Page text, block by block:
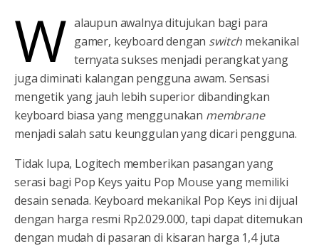
W alaupun awalnya ditujukan bagi para
gamer, keyboard dengan switch mekanikal
ternyata sukses menjadi perangkat yang
juga diminati kalangan pengguna awam. Sensasi
mengetik yang jauh lebih superior dibandingkan
keyboard biasa yang menggunakan membrane
menjadi salah satu keunggulan yang dicari pengguna.
Tidak lupa, Logitech memberikan pasangan yang
serasi bagi Pop Keys yaitu Pop Mouse yang memiliki
desain senada. Keyboard mekanikal Pop Keys ini dijual
dengan harga resmi Rp2.029.000, tapi dapat ditemukan
dengan mudah di pasaran di kisaran harga 1,4 juta